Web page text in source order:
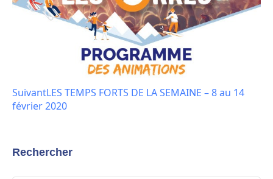
SuivantLES TEMPS FORTS DE LA SEMAINE – 8 au 14
février 2020
Rechercher